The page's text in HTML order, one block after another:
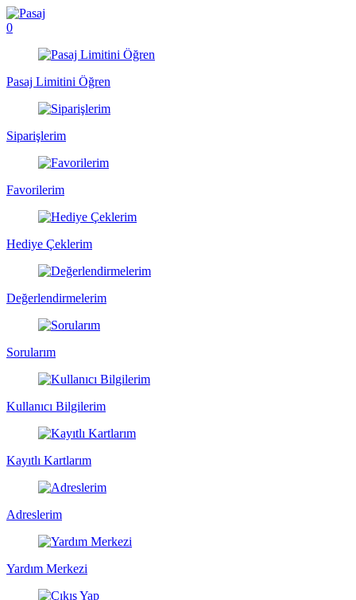
0
Pasaj Limitini Öğren
Siparişlerim
Favorilerim
Hediye Çeklerim
Değerlendirmelerim
Sorularım
Kullanıcı Bilgilerim
Kayıtlı Kartlarım
Adreslerim
Yardım Merkezi